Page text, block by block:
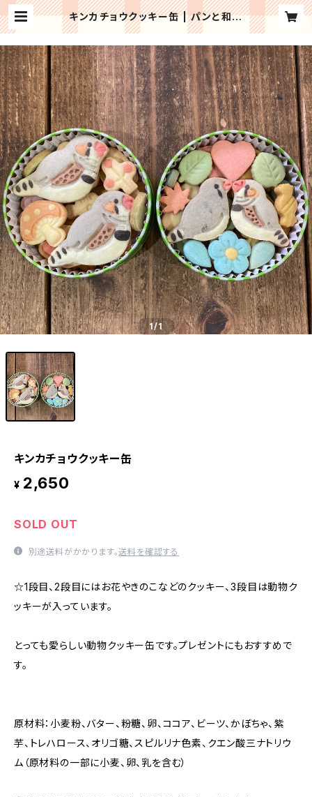
キンカチョウクッキー缶 | パンと和菓
子の店mochiri
1/1
キンカチョウクッキー缶
¥ 2,650
SOLD OUT
別途送料がかかります。送料を確認する
☆1段目、2段目にはお花やきのこなどのクッキー、3段目は動物ク
ッキーが入っています。
とっても愛らしい動物クッキー缶です。プレゼントにもおすすめで
す。
原材料：小麦粉、バター、粉糖、卵、ココア、ビーツ、かぼちゃ、紫
芋、トレハロース、オリゴ糖、スピルリナ色素、クエン酸三ナトリウ
ム（原材料の一部に小麦、卵、乳を含む）